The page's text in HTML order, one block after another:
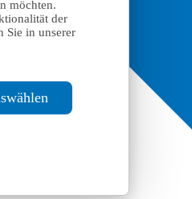
möchten.
der
Sie in unserer